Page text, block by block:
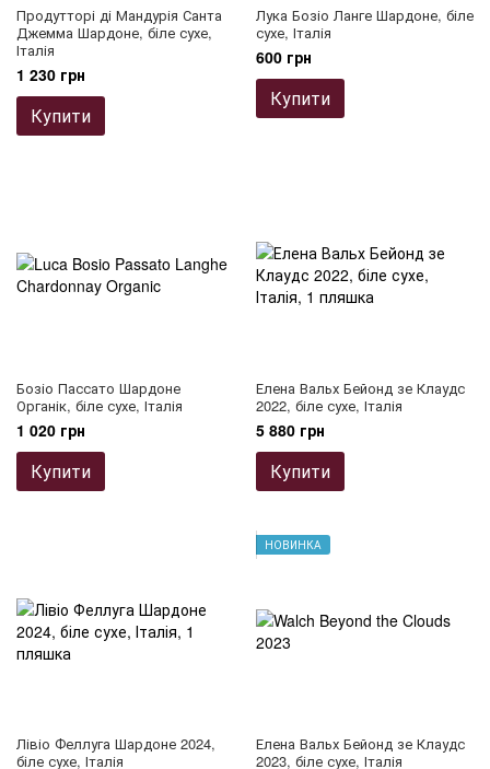
Продутторі ді Мандурія Санта
Джемма Шардоне, біле сухе,
Італія
1 230 грн
Купити
Лука Бозіо Ланге Шардоне, біле
сухе, Італія
600 грн
Купити
Бозіо Пассато Шардоне
Органік, біле сухе, Італія
1 020 грн
Купити
Елена Вальх Бейонд зе Клаудс
2022, біле сухе, Італія
5 880 грн
Купити
Лівіо Феллуга Шардоне 2024,
біле сухе, Італія
НОВИНКА
Елена Вальх Бейонд зе Клаудс
2023, біле сухе, Італія